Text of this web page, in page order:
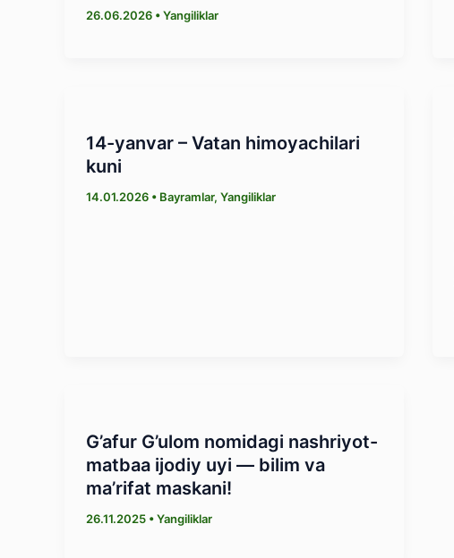
26.06.2026 •Yangiliklar
14-yanvar – Vatan himoyachilari
kuni
14.01.2026 • Bayramlar, Yangiliklar
G’afur G’ulom nomidagi nashriyot-
matbaa ijodiy uyi — bilim va
ma’rifat maskani!
26.11.2025 •Yangiliklar